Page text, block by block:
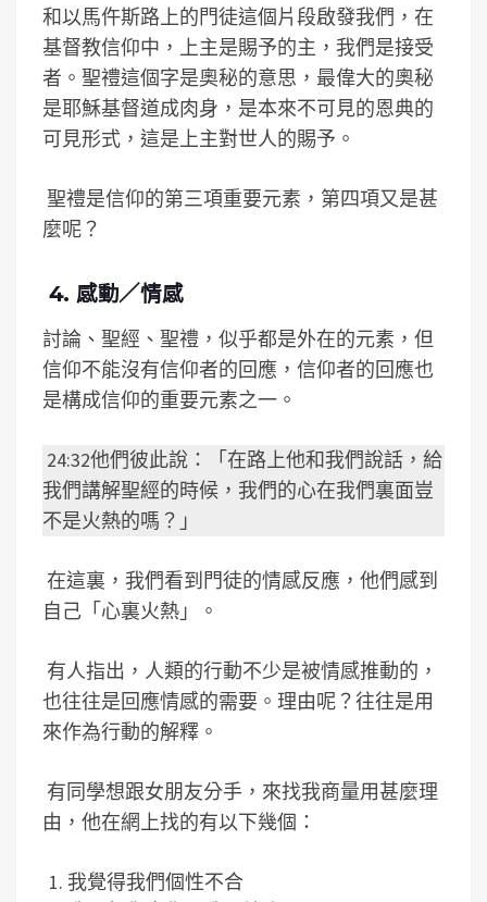
和以馬仵斯路上的門徒這個片段啟發我們，在
基督教信仰中，上主是賜予的主，我們是接受
者。聖禮這個字是奧秘的意思，最偉大的奧秘
是耶穌基督道成肉身，是本來不可見的恩典的
可見形式，這是上主對世人的賜予。
聖禮是信仰的第三項重要元素，第四項又是甚
麼呢？
4. 感動／情感
討論、聖經、聖禮，似乎都是外在的元素，但
信仰不能沒有信仰者的回應，信仰者的回應也
是構成信仰的重要元素之一。
24:32他們彼此說：「在路上他和我們說話，給
我們講解聖經的時候，我們的心在我們裏面豈
不是火熱的嗎？」
在這裏，我們看到門徒的情感反應，他們感到
自己「心裏火熱」。
有人指出，人類的行動不少是被情感推動的，
也往往是回應情感的需要。理由呢？往往是用
來作為行動的解釋。
有同學想跟女朋友分手，來找我商量用甚麼理
由，他在網上找的有以下幾個：
我覺得我們個性不合